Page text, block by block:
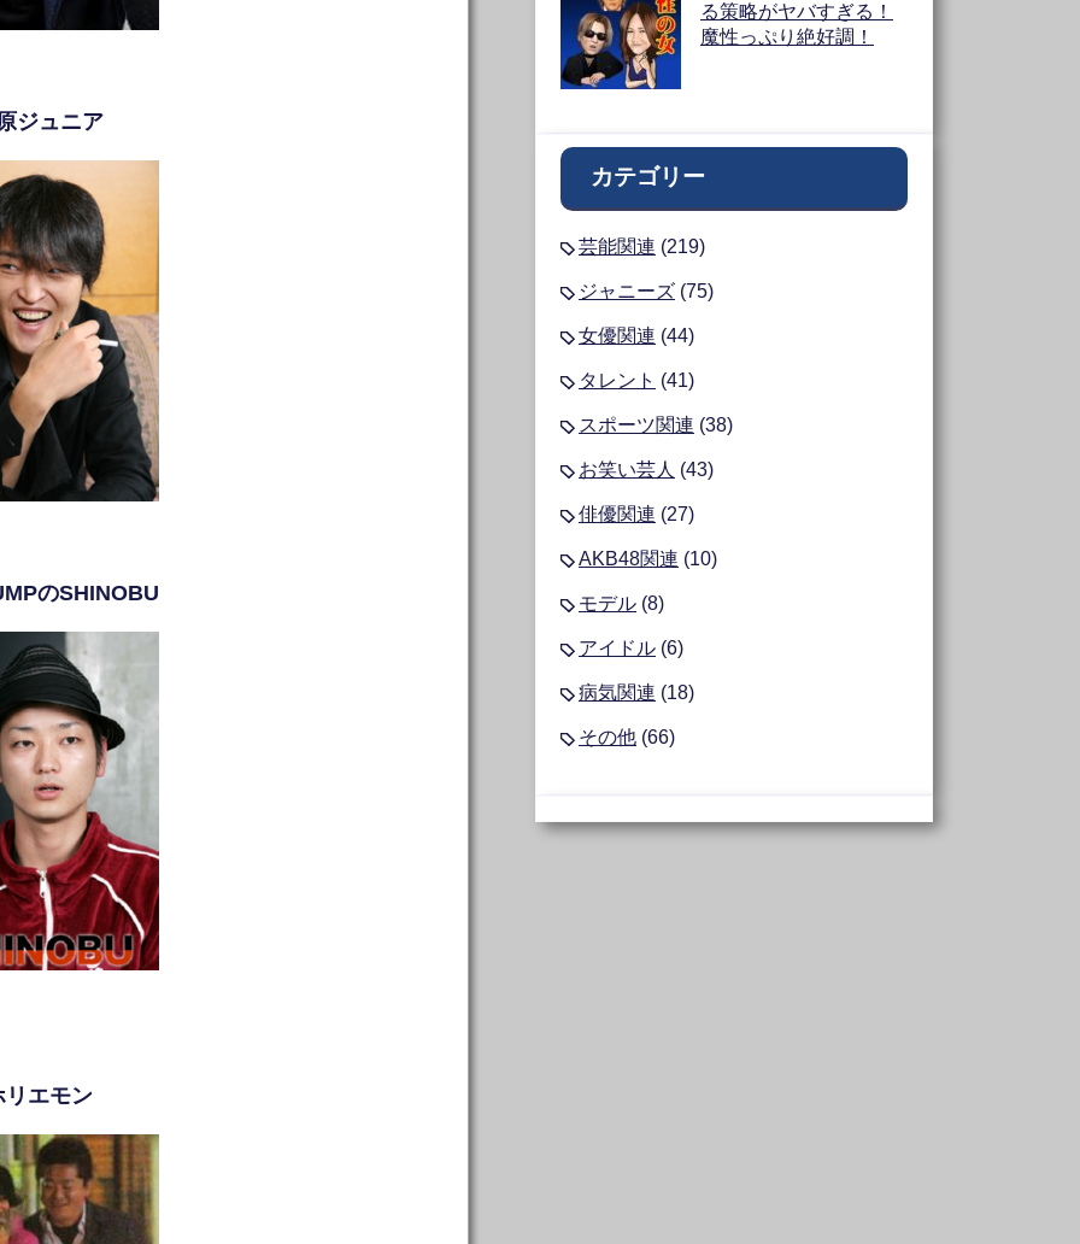
ジュニア
のSHINOBU
リエモン
る策略がヤバすぎる！
魔性っぷり絶好調！
カテゴリー
芸能関連 (219)
ジャニーズ (75)
女優関連 (44)
タレント (41)
スポーツ関連 (38)
お笑い芸人 (43)
俳優関連 (27)
AKB48関連 (10)
モデル (8)
アイドル (6)
病気関連 (18)
その他 (66)